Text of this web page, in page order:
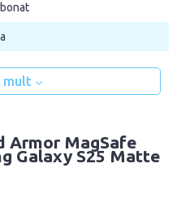
mult
Armor MagSafe
Galaxy S25 Matte